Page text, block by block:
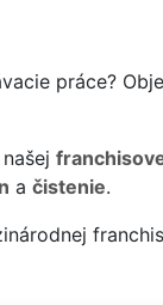
práce?
a čistenie.